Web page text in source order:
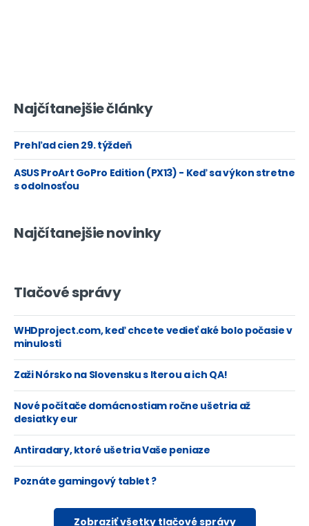
Najčítanejšie články
Prehľad cien 29. týždeň
ASUS ProArt GoPro Edition (PX13) - Keď sa výkon stretne
s odolnosťou
Najčítanejšie novinky
Tlačové správy
WHDproject.com, keď chcete vedieť aké bolo počasie v
minulosti
Zaži Nórsko na Slovensku s Iterou a ich QA!
Nové počítače domácnostiam ročne ušetria až
desiatky eur
Antiradary, ktoré ušetria Vaše peniaze
Poznáte gamingový tablet ?
Zobraziť všetky tlačové správy